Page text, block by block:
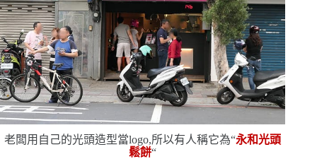
老闆用自己的光頭造型當logo,所以有人稱它為“永和光頭
鬆餅“